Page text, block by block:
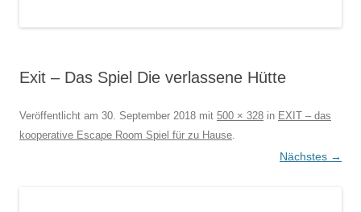
Exit – Das Spiel Die verlassene Hütte
Veröffentlicht am 30. September 2018 mit 500 × 328 in EXIT – das
kooperative Escape Room Spiel für zu Hause.
Nächstes →